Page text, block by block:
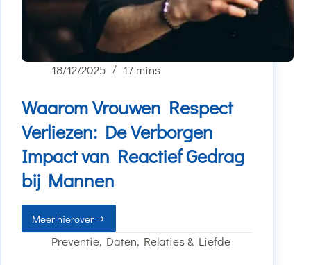
18/12/2025 17 mins
Waarom Vrouwen Respect
Verliezen: De Verborgen
Impact van Reactief Gedrag
bij Mannen
Meer hierover
Preventie, Daten, Relaties & Liefde